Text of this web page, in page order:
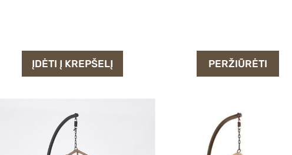
ĮDĖTI Į KREPŠELĮ PERŽIŪRĖTI